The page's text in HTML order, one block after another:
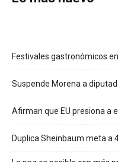
Festivales gastronómicos
Suspende Morena a
Afirman que EU presiona a
Duplica Sheinbaum meta a